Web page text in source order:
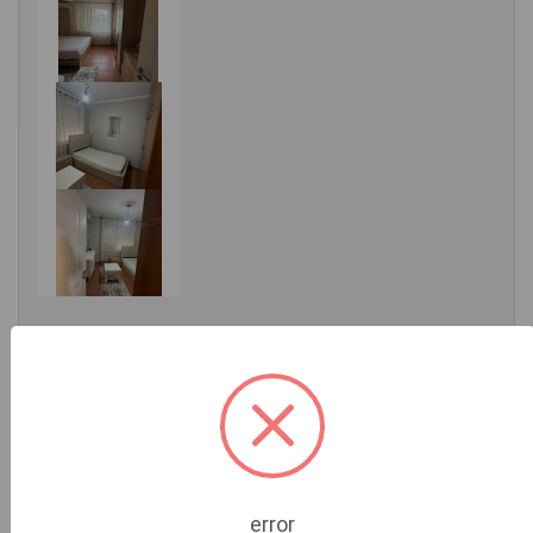
Tiranë
Çmimi:
error